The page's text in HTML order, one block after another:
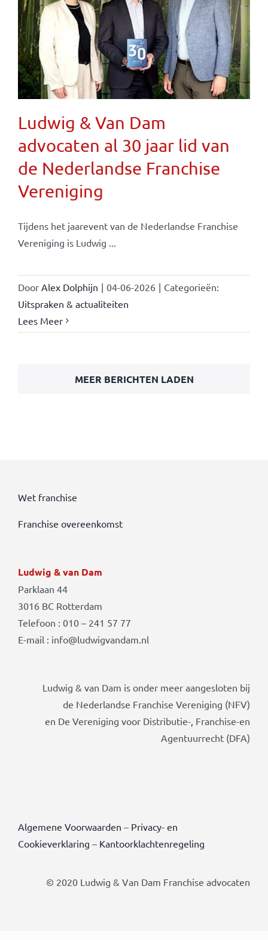
Ludwig & Van Dam
advocaten al 30 jaar lid van
de Nederlandse Franchise
Vereniging
Tijdens het jaarevent van de Nederlandse Franchise
Vereniging is Ludwig ...
Door Alex Dolphijn | 04-06-2026 | Categorieën:
Uitspraken & actualiteiten
Lees Meer
MEER BERICHTEN LADEN
Wet franchise
Franchise overeenkomst
Ludwig & van Dam
Parklaan 44
3016 BC Rotterdam
Telefoon : 010 – 241 57 77
E-mail : info@ludwigvandam.nl
Ludwig & van Dam is onder meer aangesloten bij
de Nederlandse Franchise Vereniging (NFV)
en De Vereniging voor Distributie-, Franchise-en
Agentuurrecht (DFA)
Algemene Voorwaarden – Privacy- en
Cookieverklaring – Kantoorklachtenregeling
© 2020 Ludwig & Van Dam Franchise advocaten